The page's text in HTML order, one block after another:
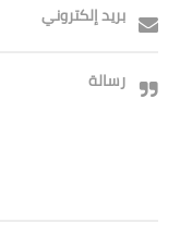
بريد إلكتروني
رسالة